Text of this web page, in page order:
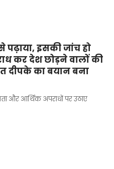
इसकी जांच हो
कर देश छोड़ने वालों की
दीपके का बयान बना
और आर्थिक अपराधों पर उठाए